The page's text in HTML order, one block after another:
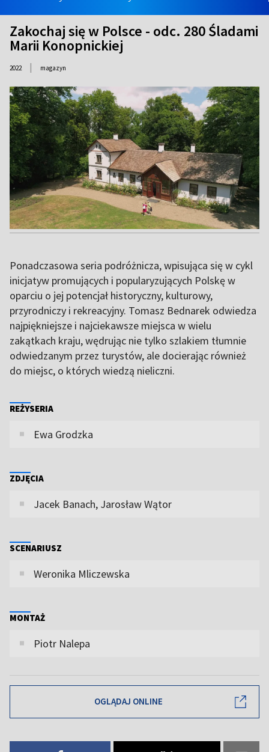
Zakochaj się w Polsce - odc. 280 Śladami
Marii Konopnickiej
2022 | magazyn
Ponadczasowa seria podróżnicza, wpisująca się w cykl
inicjatyw promujących i popularyzujących Polskę w
oparciu o jej potencjał historyczny, kulturowy,
przyrodniczy i rekreacyjny. Tomasz Bednarek odwiedza
najpiękniejsze i najciekawsze miejsca w wielu
zakątkach kraju, wędrując nie tylko szlakiem tłumnie
odwiedzanym przez turystów, ale docierając również
do miejsc, o których wiedzą nieliczni.
REŻYSERIA
Ewa Grodzka
ZDJĘCIA
Jacek Banach, Jarosław Wątor
SCENARIUSZ
Weronika Mliczewska
MONTAŻ
Piotr Nalepa
OGLĄDAJ ONLINE